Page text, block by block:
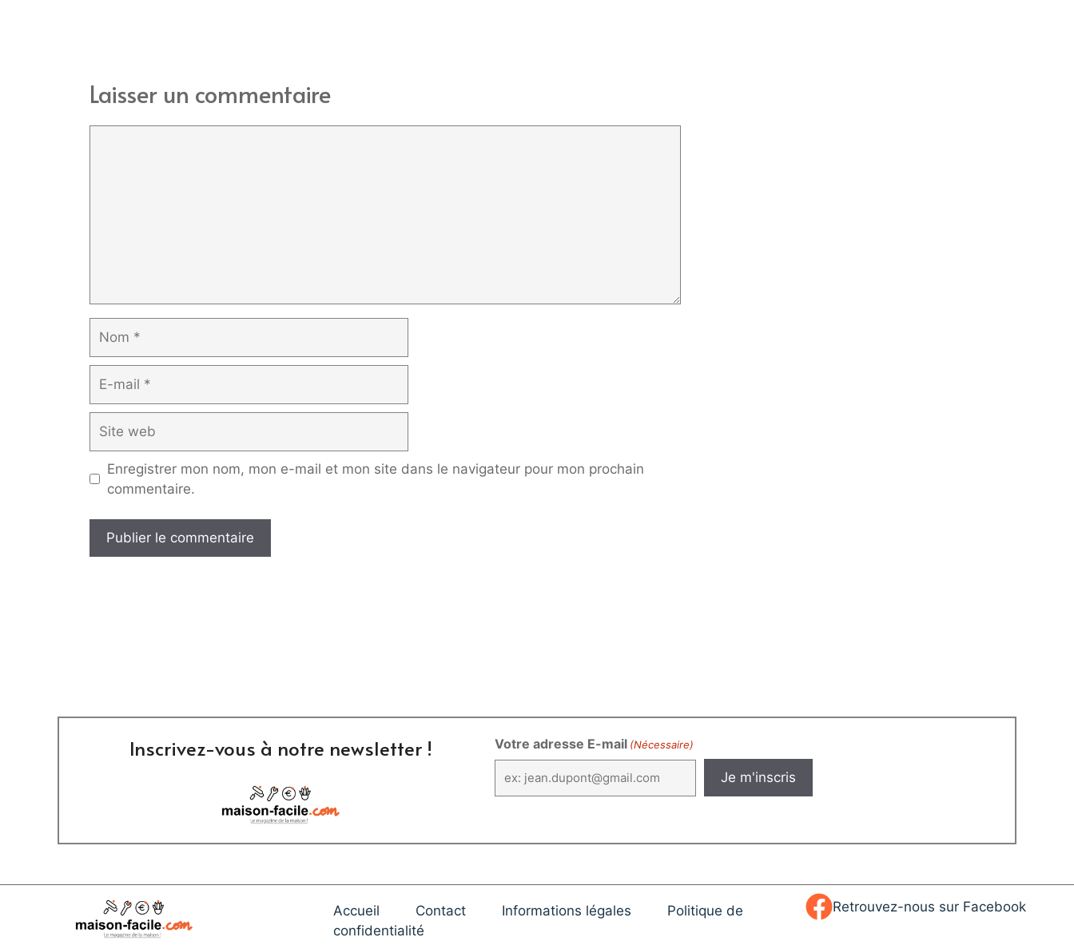
Laisser un commentaire
mail
web
Enregistrer mon nom, mon e-mail et mon site dans le navigateur pour mon prochain
commentaire.
Inscrivez-vous à notre newsletter ! Votre adresse E-mail (Nécessaire)
Accueil Contact Informations légales
Politique de
confidentialité
Retrouvez-nous sur Facebook